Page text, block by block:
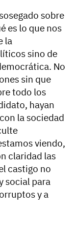
sobre
es lo que nos
la
sino de
No
sin que
todo los
hayan
la sociedad
viendo,
claridad las
castigo no
social para
y a